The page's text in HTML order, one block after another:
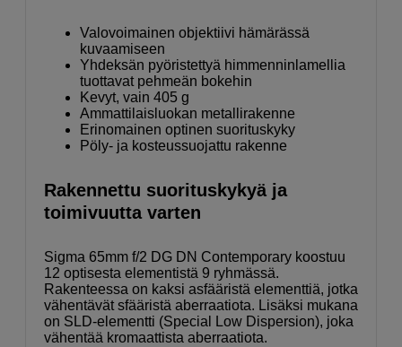
Valovoimainen objektiivi hämärässä
kuvaamiseen
Yhdeksän pyöristettyä himmenninlamellia
tuottavat pehmeän bokehin
Kevyt, vain 405 g
Ammattilaisluokan metallirakenne
Erinomainen optinen suorituskyky
Pöly- ja kosteussuojattu rakenne
Rakennettu suorituskykyä ja
toimivuutta varten
Sigma 65mm f/2 DG DN Contemporary koostuu
12 optisesta elementistä 9 ryhmässä.
Rakenteessa on kaksi asfääristä elementtiä, jotka
vähentävät sfääristä aberraatiota. Lisäksi mukana
on SLD-elementti (Special Low Dispersion), joka
vähentää kromaattista aberraatiota.